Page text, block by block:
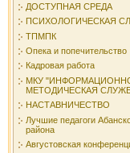
ДОСТУПНАЯ СРЕДА
ПСИХОЛОГИЧЕСКАЯ
ТПМПК
Опека и попечительство
Кадровая работа
МКУ
МЕТОДИЧЕСКАЯ
НАСТАВНИЧЕСТВО
Лучшие педагоги
района
Августовская